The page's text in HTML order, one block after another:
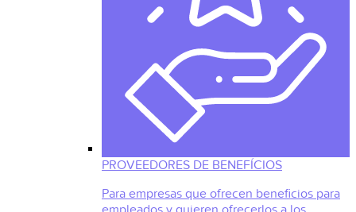
PROVEEDORES DE BENEFÍCIOS
Para empresas que ofrecen beneficios para